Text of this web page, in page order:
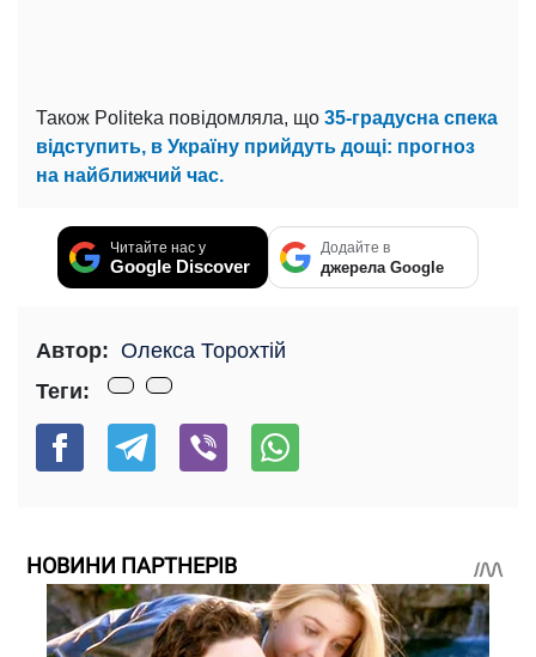
Також Politeka повідомляла, що 35-градусна спека
відступить, в Україну прийдуть дощі: прогноз
на найближчий час.
Читайте нас у
Google Discover
Додайте в
джерела Google
Автор: Олекса Торохтій
Теги:
НОВИНИ ПАРТНЕРІВ